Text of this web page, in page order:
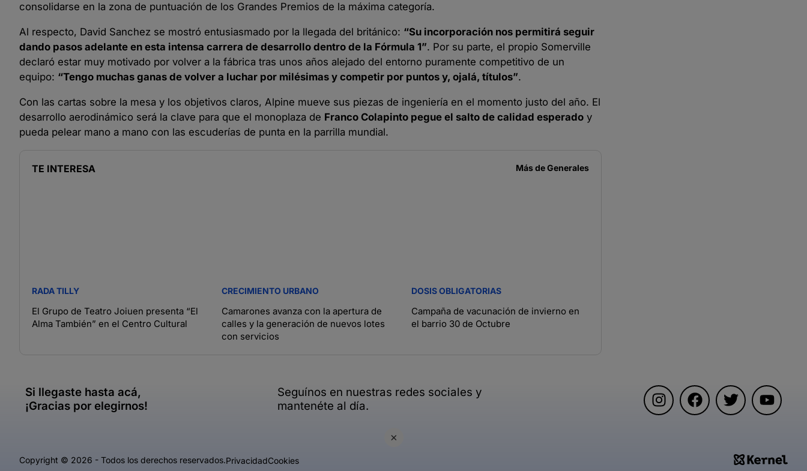
×
consolidarse en la zona de puntuación de los Grandes Premios de la máxima categoría.
Al respecto, David Sanchez se mostró entusiasmado por la llegada del británico: “Su incorporación nos permitirá seguir
dando pasos adelante en esta intensa carrera de desarrollo dentro de la Fórmula 1”. Por su parte, el propio Somerville
declaró estar muy motivado por volver a la fábrica tras unos años alejado del entorno puramente competitivo de un
equipo: “Tengo muchas ganas de volver a luchar por milésimas y competir por puntos y, ojalá, títulos”.
Con las cartas sobre la mesa y los objetivos claros, Alpine mueve sus piezas de ingeniería en el momento justo del año. El
desarrollo aerodinámico será la clave para que el monoplaza de Franco Colapinto pegue el salto de calidad esperado y
pueda pelear mano a mano con las escuderías de punta en la parrilla mundial.
TE INTERESA Más deGenerales
RADA TILLY
El Grupo de Teatro Joiuen presenta “El
Alma También” en el Centro Cultural
CRECIMIENTO URBANO
Camarones avanza con la apertura de
calles y la generación de nuevos lotes
con servicios
DOSIS OBLIGATORIAS
Campaña de vacunación de invierno en
el barrio 30 de Octubre
Si llegaste hasta acá,
¡Gracias por elegirnos!
Seguínos en nuestras redes sociales y
mantenéte al día.
Copyright © 2026 - Todos los derechos reservados.PrivacidadCookies